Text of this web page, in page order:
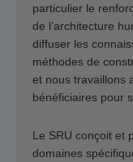
particulier le
de l’architecture
diffuser les
méthodes de
et nous travaillons
bénéficiaires pour
Le SRU conçoit et
domaines